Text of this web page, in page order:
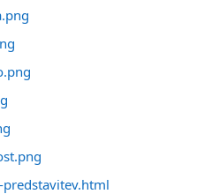
predstavitev.html